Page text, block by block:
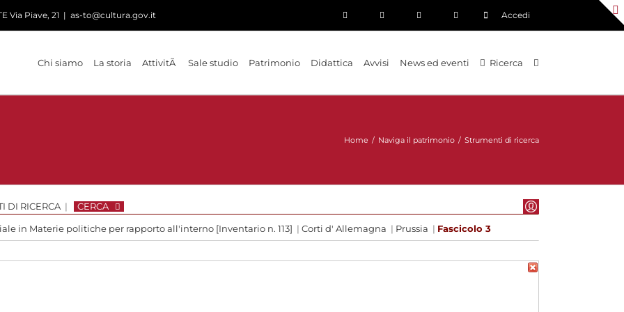
Via Piave, 21 | as-to@cultura.gov.it Accedi
Chi siamo La storia AttivitÃ Sale studio Patrimonio Didattica Avvisi News ed eventi Ricerca
Home / Naviga il patrimonio / Strumenti di ricerca
DI RICERCA | CERCA
in Materie politiche per rapporto all'interno [Inventario n. 113] | Corti d' Allemagna | Prussia | Fascicolo 3